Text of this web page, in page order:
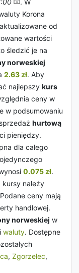
. W
Korona
od
wartości
śledzić je na
norweskiej
2.63 zł. Aby
najlepszy kurs
ceny w
w podsumowaniu
hurtową
pieniędzy.
dla całego
0.075 zł.
kursy należy
ceny mają
handlowej.
norweskiej w
waluty. Dostępne
, Zgorzelec,